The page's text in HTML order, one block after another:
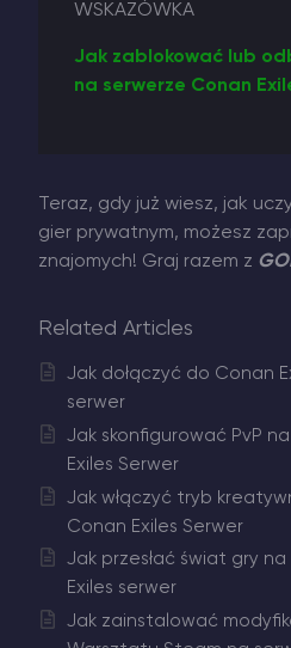
WSKAZÓWKA
Jak zablokować lub
na serwerze Conan
Teraz, gdy już wiesz, jak
gier prywatnym, możesz
znajomych! Graj razem z
Related Articles
Jak dołączyć do Conan
serwer
Jak skonfigurować PvP
Exiles Serwer
Jak włączyć tryb
Conan Exiles Serwer
Jak przesłać świat gry
Exiles serwer
Jak zainstalować